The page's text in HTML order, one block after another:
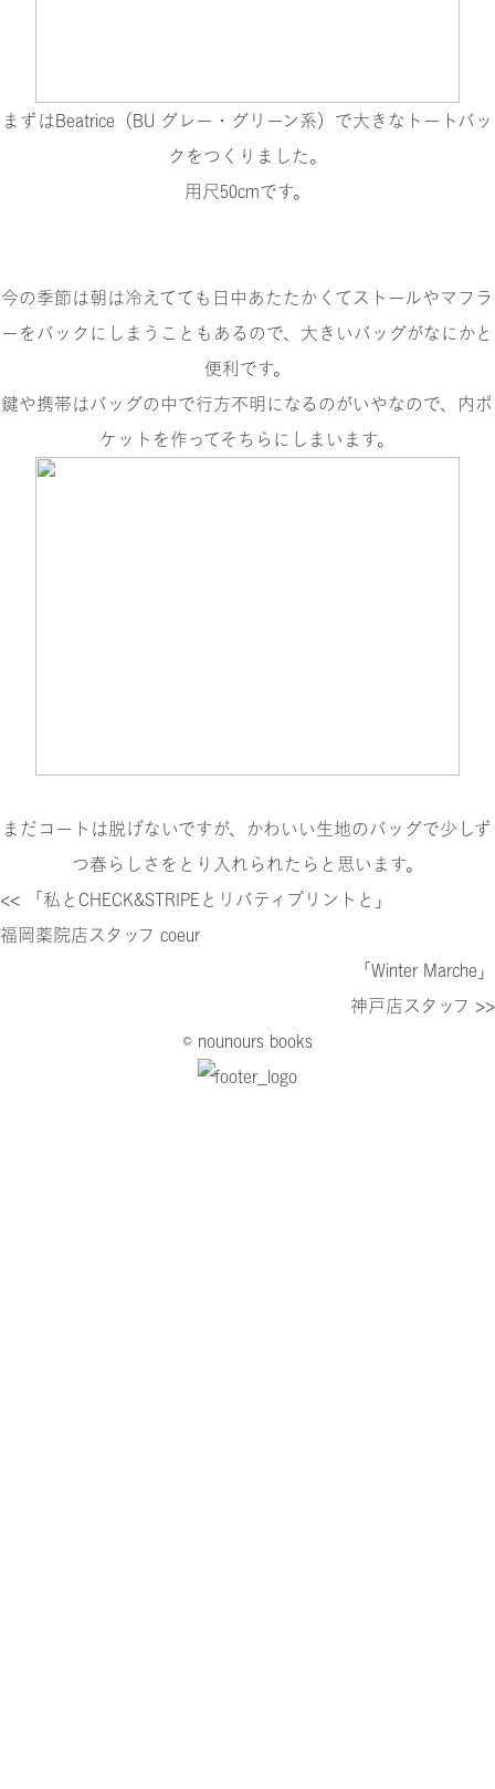
まずは Beatrice（BU グレー・グリーン系） で大きなトートバッ
クをつくりました。
用尺50cmです。
今の季節は朝は冷えてても日中あたたかくてストールやマフラ
ーをバックにしまうこともあるので、大きいバッグがなにかと
便利です。
鍵や携帯はバッグの中で行方不明になるのがいやなので、内ポ
ケットを作ってそちらにしまいます。
まだコートは脱げないですが、かわいい生地のバッグで少しず
つ春らしさをとり入れられたらと思います。
<< 「私とCHECK&STRIPEとリバティプリントと」
福岡薬院店スタッフ coeur
「Winter Marche」
神戸店スタッフ >>
© nounours books